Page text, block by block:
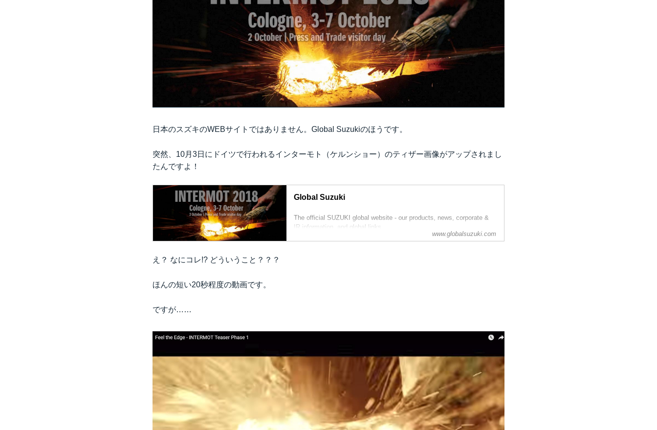
日本のスズキのWEBサイトではありません。Global Suzukiのほうです。
突然、10月3日にドイツで行われるインターモト（ケルンショー）のティザー画像がアップされまし
たんですよ！
Global Suzuki
The official SUZUKI global website - our products, news, corporate &
IR information, and global links.
www.globalsuzuki.com
え？ なにコレ!? どういうこと？？？
ほんの短い20秒程度の動画です。
ですが……